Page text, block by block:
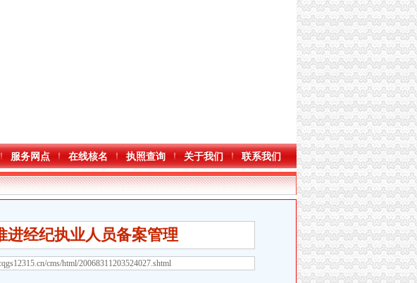
服务网点 在线核名 执照查询 关于我们 联系我们
进经纪执业人员备案管理
cms/html/20068311203524027.shtml